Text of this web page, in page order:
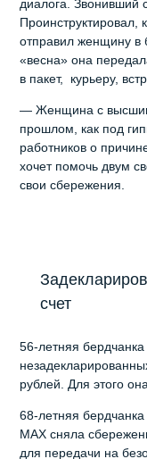
диалога. Звонивший
Проинструктировал,
отправил женщину в
«весна» она
в пакет, курьеру,
— Женщина с
прошлом, как под
работников о
хочет помочь двум
свои сбережения.
счет
56-летняя
рублей. Для этого
68-летняя бердчанка
MAX сняла
для передачи на